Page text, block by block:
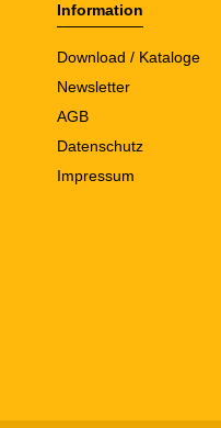
Information
Download / Kataloge
Newsletter
AGB
Datenschutz
Impressum